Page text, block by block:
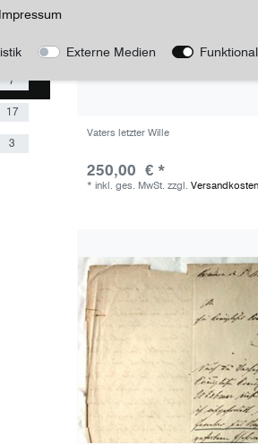
19
4
7
17
3
Vaters letzter Wille
250,00 € *
*inkl. ges. MwSt. zzgl.Versandkosten
Impressum
Externe Medien Funktional